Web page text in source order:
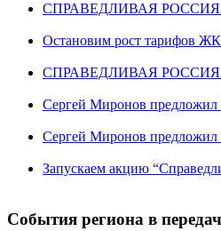
СПРАВЕДЛИВАЯ РОССИЯ
Остановим рост тарифов
СПРАВЕДЛИВАЯ РОССИЯ
Сергей Миронов предложил
Сергей Миронов предложил
Запускаем акцию
Cобытия региона в